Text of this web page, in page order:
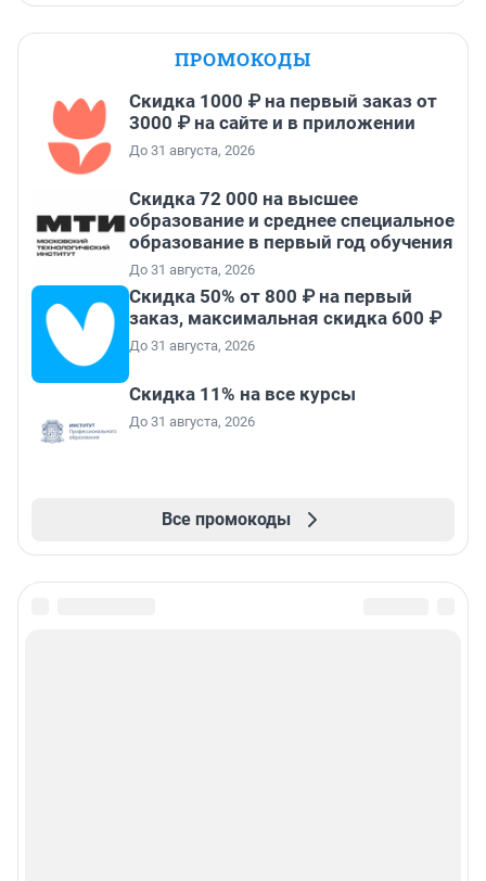
ПРОМОКОДЫ
Скидка 1000 ₽ на первый заказ от
3000 ₽ на сайте и в приложении
До 31 августа, 2026
Скидка 72 000 на высшее
образование и среднее специальное
образование в первый год обучения
До 31 августа, 2026
Скидка 50% от 800 ₽ на первый
заказ, максимальная скидка 600 ₽
До 31 августа, 2026
Скидка 11% на все курсы
До 31 августа, 2026
Все промокоды